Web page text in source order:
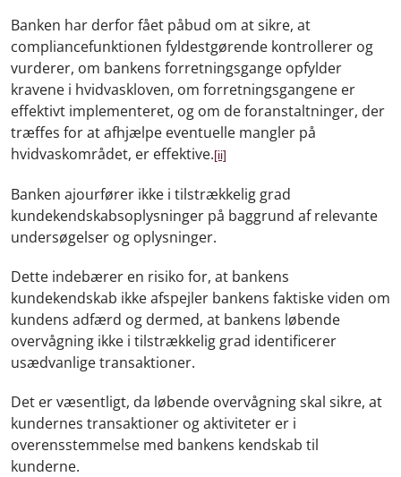
Banken har derfor fået påbud om at sikre, at
compliancefunktionen fyldestgørende kontrollerer og
vurderer, om bankens forretningsgange opfylder
kravene i hvidvaskloven, om forretningsgangene er
effektivt implementeret, og om de foranstaltninger, der
træffes for at afhjælpe eventuelle mangler på
hvidvaskområdet, er effektive.[ii]
Banken ajourfører ikke i tilstrækkelig grad
kundekendskabsoplysninger på baggrund af relevante
undersøgelser og oplysninger.
Dette indebærer en risiko for, at bankens
kundekendskab ikke afspejler bankens faktiske viden om
kundens adfærd og dermed, at bankens løbende
overvågning ikke i tilstrækkelig grad identificerer
usædvanlige transaktioner.
Det er væsentligt, da løbende overvågning skal sikre, at
kundernes transaktioner og aktiviteter er i
overensstemmelse med bankens kendskab til
kunderne.